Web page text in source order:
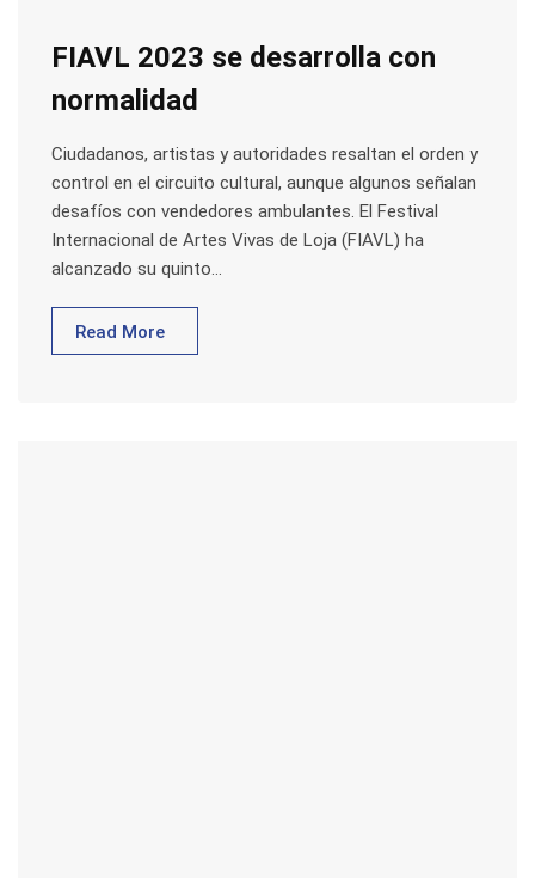
FIAVL 2023 se desarrolla con
normalidad
Ciudadanos, artistas y autoridades resaltan el orden y
control en el circuito cultural, aunque algunos señalan
desafíos con vendedores ambulantes. El Festival
Internacional de Artes Vivas de Loja (FIAVL) ha
alcanzado su quinto…
Read More